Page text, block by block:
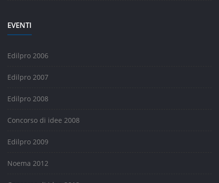
EVENTI
Edilpro 2006
Edilpro 2007
Edilpro 2008
Concorso di idee 2008
Edilpro 2009
Noema 2012